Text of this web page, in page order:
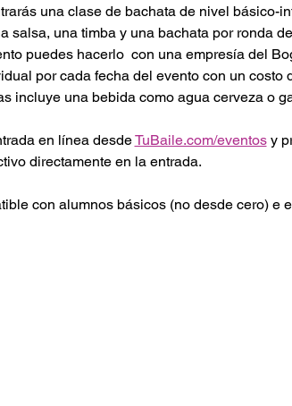
una clase de bachata de nivel básico-
salsa, una timba y una bachata por ronda
puedes hacerlo  con una empresía del
por cada fecha del evento con un costo
incluye una bebida como agua cerveza o
en línea desde TuBaile.com/eventos y
directamente en la entrada.
con alumnos básicos (no desde cero) e